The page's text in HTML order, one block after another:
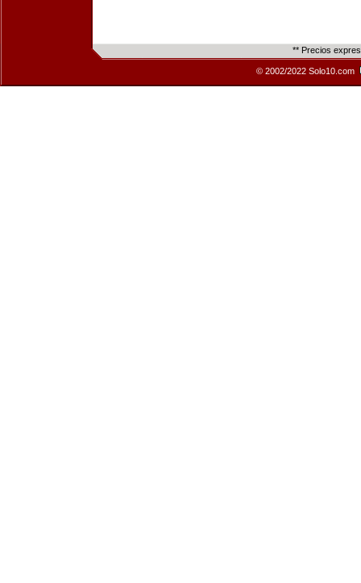
** Precios
© 2002/2022 Solo10.com